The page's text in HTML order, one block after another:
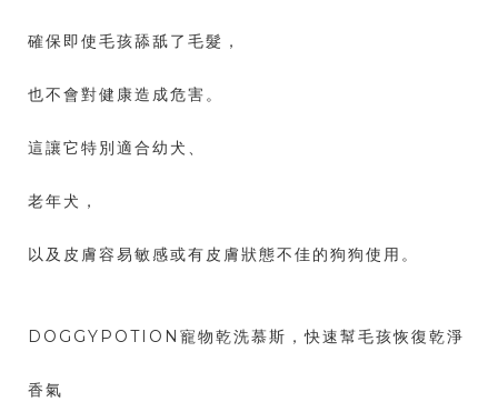
確保即使毛孩舔舐了毛髮，
也不會對健康造成危害。
這讓它特別適合幼犬、
老年犬，
以及皮膚容易敏感或有皮膚狀態不佳的狗狗使用。
DOGGYPOTION寵物乾洗慕斯，快速幫毛孩恢復乾淨
香氣